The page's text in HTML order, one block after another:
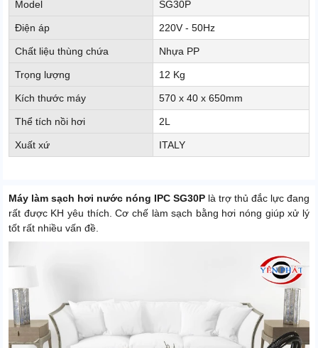
Model SG30P
Điện áp 220V - 50Hz
Chất liệu thùng chứa Nhựa PP
Trọng lượng 12 Kg
Kích thước máy 570 x 40 x 650mm
Thể tích nồi hơi 2L
Xuất xứ ITALY
Máy làm sạch hơi nước nóng IPC SG30P là trợ thủ đắc lực đang
rất được KH yêu thích. Cơ chế làm sạch bằng hơi nóng giúp xử lý
tốt rất nhiều vấn đề.